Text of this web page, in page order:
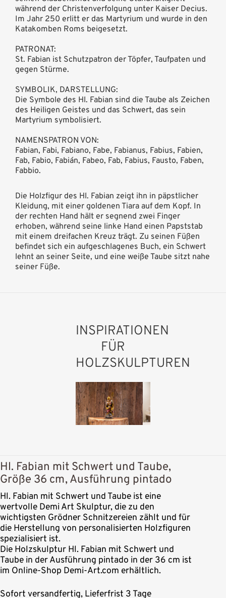
während der Christenverfolgung unter Kaiser Decius.
Im Jahr 250 erlitt er das Martyrium und wurde in den
Katakomben Roms beigesetzt.
PATRONAT:
St. Fabian ist Schutzpatron der Töpfer, Taufpaten und
gegen Stürme.
SYMBOLIK, DARSTELLUNG:
Die Symbole des Hl. Fabian sind die Taube als Zeichen
des Heiligen Geistes und das Schwert, das sein
Martyrium symbolisiert.
NAMENSPATRON VON:
Fabian, Fabi, Fabiano, Fabe, Fabianus, Fabius, Fabien,
Fab, Fabio, Fabián, Fabeo, Fab, Fabius, Fausto, Faben,
Fabbio.
Die Holzfigur des Hl. Fabian zeigt ihn in päpstlicher
Kleidung, mit einer goldenen Tiara auf dem Kopf. In
der rechten Hand hält er segnend zwei Finger
erhoben, während seine linke Hand einen Papststab
mit einem dreifachen Kreuz trägt. Zu seinen Füßen
befindet sich ein aufgeschlagenes Buch, ein Schwert
lehnt an seiner Seite, und eine weiße Taube sitzt nahe
seiner Füße.
INSPIRATIONEN
FÜR
HOLZSKULPTUREN
Hl. Fabian mit Schwert und Taube,
Größe 36 cm, Ausführung pintado
Hl. Fabian mit Schwert und Taube ist eine
wertvolle Demi Art Skulptur, die zu den
wichtigsten Grödner Schnitzereien zählt und für
die Herstellung von personalisierten Holzfiguren
spezialisiert ist.
Die Holzskulptur Hl. Fabian mit Schwert und
Taube in der Ausführung pintado in der 36 cm ist
im Online-Shop Demi-Art.com erhältlich.
Sofort versandfertig, Lieferfrist 3 Tage